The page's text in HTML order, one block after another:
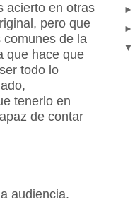
acierto en otras
pero que
de la
que hace que
todo lo
tenerlo en
de contar
audiencia.
►
►
▼